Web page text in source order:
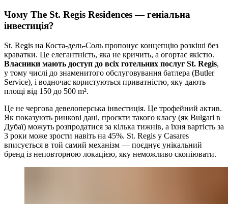
Чому The St. Regis Residences — геніальна
інвестиція?
St. Regis на Коста-дель-Соль пропонує концепцію розкіші без
краватки. Це елегантність, яка не кричить, а огортає якістю.
Власники мають доступ до всіх готельних послуг St. Regis,
у тому числі до знаменитого обслуговування батлера (Butler
Service), і водночас користуються приватністю, яку дають
площі від 150 до 500 m².
Це не чергова девелоперська інвестиція. Це трофейний актив.
Як показують ринкові дані, проєкти такого класу (як Bulgari в
Дубаї) можуть розпродатися за кілька тижнів, а їхня вартість за
3 роки може зрости навіть на 45%. St. Regis у Casares
вписується в той самий механізм — поєднує унікальний
бренд із неповторною локацією, яку неможливо скопіювати.